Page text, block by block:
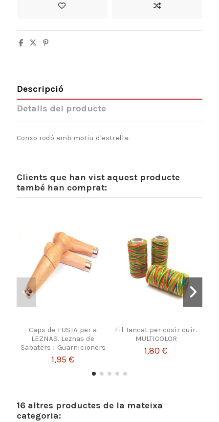
Descripció
Detalls del producte
Conxo rodó amb motiu d'estrella.
Clients que han vist aquest producte
també han comprat:
Caps de FUSTA per a
LEZNAS. Leznas de
Sabaters i Guarnicioners
1,95 €
Fil Tancat per cosir cuir.
MULTICOLOR
1,80 €
16 altres productes de la mateixa
categoria: